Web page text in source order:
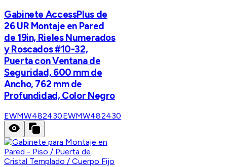
Gabinete AccessPlus de
26 UR Montaje en Pared
de 19in, Rieles Numerados
y Roscados #10-32,
Puerta con Ventana de
Seguridad, 600 mm de
Ancho, 762 mm de
Profundidad, Color Negro
EWMW482430EWMW482430